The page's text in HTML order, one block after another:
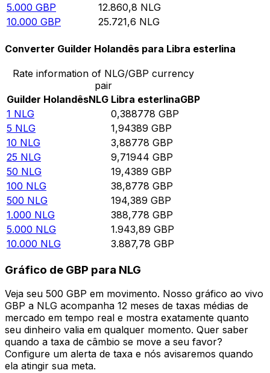
5.000 GBP 12.860,8 NLG
10.000 GBP 25.721,6 NLG
Converter Guilder Holandês para Libra esterlina
Rate information of NLG/GBP currency
pair
Guilder HolandêsNLG Libra esterlinaGBP
1 NLG 0,388778 GBP
5 NLG 1,94389 GBP
10 NLG 3,88778 GBP
25 NLG 9,71944 GBP
50 NLG 19,4389 GBP
100 NLG 38,8778 GBP
500 NLG 194,389 GBP
1.000 NLG 388,778 GBP
5.000 NLG 1.943,89 GBP
10.000 NLG 3.887,78 GBP
Gráfico de GBP para NLG
Veja seu 500 GBP em movimento. Nosso gráfico ao vivo
GBP a NLG acompanha 12 meses de taxas médias de
mercado em tempo real e mostra exatamente quanto
seu dinheiro valia em qualquer momento. Quer saber
quando a taxa de câmbio se move a seu favor?
Configure um alerta de taxa e nós avisaremos quando
ela atingir sua meta.